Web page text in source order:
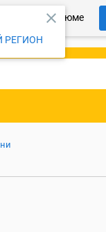
Ваше резюме
close
РЕГИОН